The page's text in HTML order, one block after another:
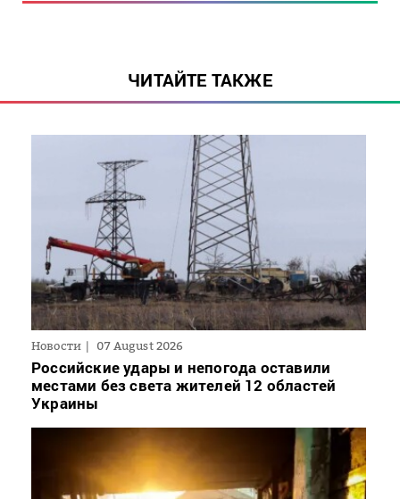
ЧИТАЙТЕ ТАКЖЕ
Новости 07 August 2026
Российские удары и непогода оставили
местами без света жителей 12 областей
Украины